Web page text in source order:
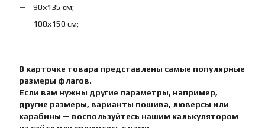
90х135 см;
100х150 см;
В карточке товара представлены самые популярные
размеры флагов.
Если вам нужны другие параметры, например,
другие размеры, варианты пошива, люверсы или
карабины — воспользуйтесь нашим калькулятором